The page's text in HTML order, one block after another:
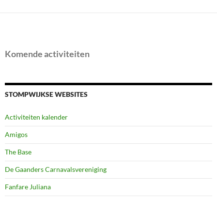
Komende activiteiten
STOMPWIJKSE WEBSITES
Activiteiten kalender
Amigos
The Base
De Gaanders Carnavalsvereniging
Fanfare Juliana